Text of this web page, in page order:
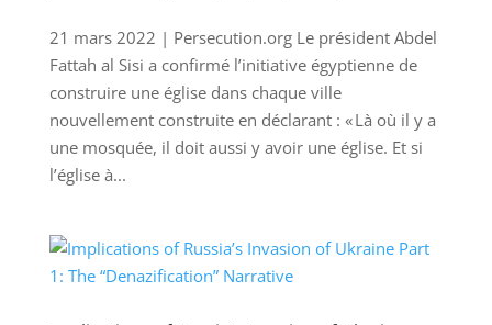
21 mars 2022 | Persecution.org Le président Abdel
Fattah al Sisi a confirmé l’initiative égyptienne de
construire une église dans chaque ville
nouvellement construite en déclarant : « Là où il y a
une mosquée, il doit aussi y avoir une église. Et si
l’église à...